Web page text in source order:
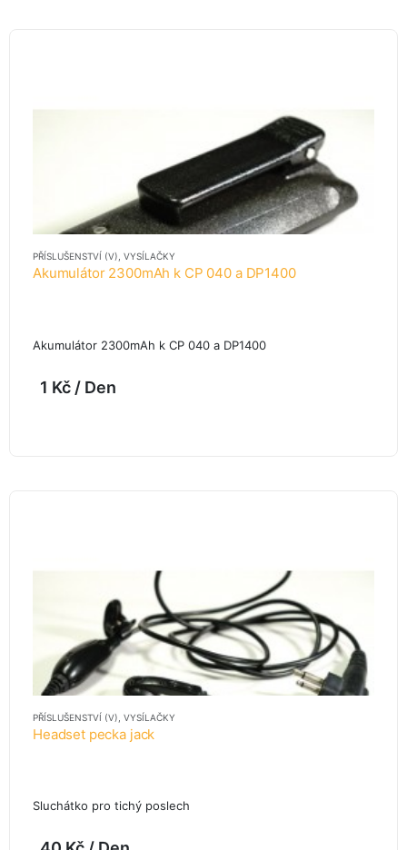
PŘÍSLUŠENSTVÍ (V) VYSÍLAČKY
Akumulátor 2300mAh k CP 040 a DP1400
Akumulátor 2300mAh k CP 040 a DP1400
1 Kč / Den
PŘÍSLUŠENSTVÍ (V) VYSÍLAČKY
Headset pecka jack
Sluchátko pro tichý poslech